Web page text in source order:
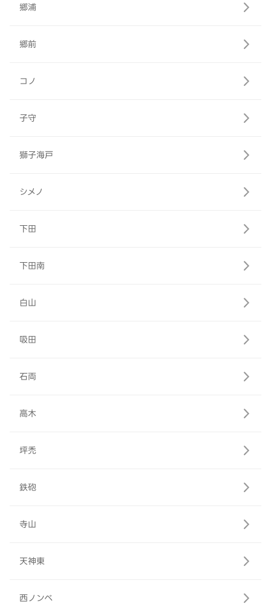
郷浦
郷前
コノ
子守
獅子海戸
シメノ
下田
下田南
白山
吸田
石両
高木
坪禿
鉄砲
寺山
天神東
西ノンベ